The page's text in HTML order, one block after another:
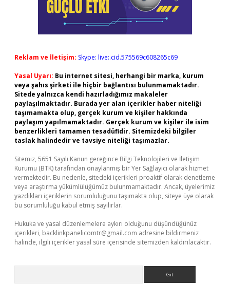
Reklam ve İletişim: Skype: live:.cid.575569c608265c69
Yasal Uyarı: Bu internet sitesi, herhangi bir marka, kurum
veya şahıs şirketi ile hiçbir bağlantısı bulunmamaktadır.
Sitede yalnızca kendi hazırladığımız makaleler
paylaşılmaktadır. Burada yer alan içerikler haber niteliği
taşımamakta olup, gerçek kurum ve kişiler hakkında
paylaşım yapılmamaktadır. Gerçek kurum ve kişiler ile isim
benzerlikleri tamamen tesadüfidir. Sitemizdeki bilgiler
taslak halindedir ve tavsiye niteliği taşımazlar.
Sitemiz, 5651 Sayılı Kanun gereğince Bilgi Teknolojileri ve İletişim
Kurumu (BTK) tarafından onaylanmış bir Yer Sağlayıcı olarak hizmet
vermektedir. Bu nedenle, sitedeki içerikleri proaktif olarak denetleme
veya araştırma yükümlülüğümüz bulunmamaktadır. Ancak, üyelerimiz
yazdıkları içeriklerin sorumluluğunu taşımakta olup, siteye üye olarak
bu sorumluluğu kabul etmiş sayılırlar.
Hukuka ve yasal düzenlemelere aykırı olduğunu düşündüğünüz
içerikleri, backlinkpanelicomtr@gmail.com adresine bildirmeniz
halinde, ilgili içerikler yasal süre içerisinde sitemizden kaldırılacaktır.